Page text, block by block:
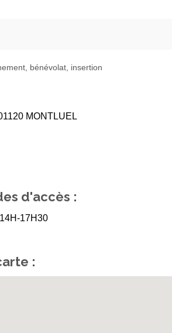
bénévolat, insertion
MONTLUEL
d'accès :
17H30
: